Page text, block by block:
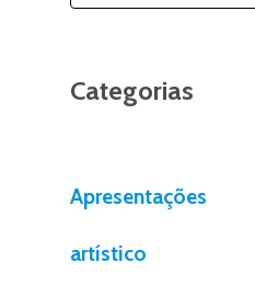
Categorias
Apresentações
artístico